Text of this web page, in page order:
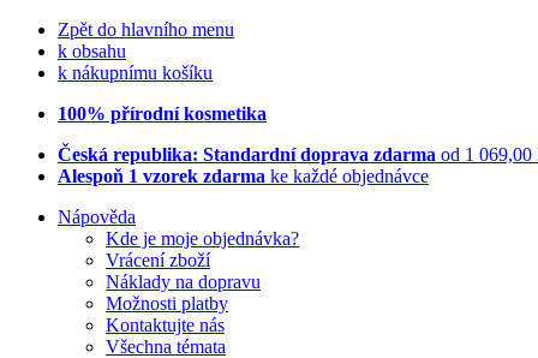
Zpět do hlavního menu
k obsahu
k nákupnímu košíku
100% přírodní kosmetika
Česká republika: Standardní doprava zdarma od 1 069,00
Alespoň 1 vzorek zdarma ke každé objednávce
Nápověda
Kde je moje objednávka?
Vrácení zboží
Náklady na dopravu
Možnosti platby
Kontaktujte nás
Všechna témata